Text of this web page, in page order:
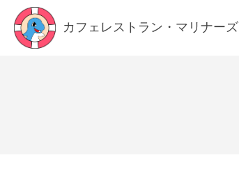
カフェレストラン・マリナーズ